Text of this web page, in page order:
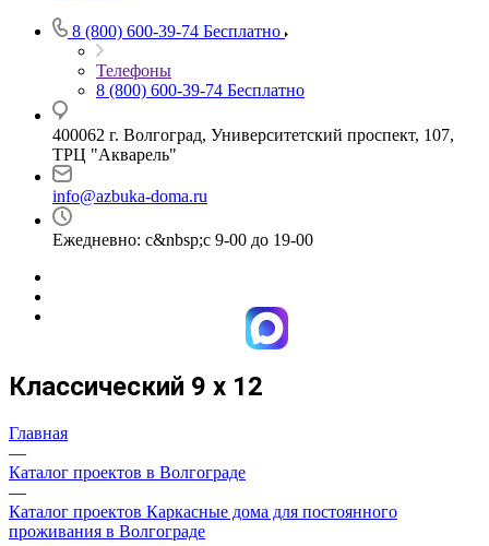
8 (800) 600-39-74 Бесплатно
Телефоны
8 (800) 600-39-74 Бесплатно
400062 г. Волгоград, Университетский проспект, 107,
ТРЦ "Акварель"
info@azbuka-doma.ru
Ежедневно: с&nbsp;с 9-00 до 19-00
Классический 9 х 12
Главная
—
Каталог проектов в Волгограде
—
Каталог проектов Каркасные дома для постоянного
проживания в Волгограде